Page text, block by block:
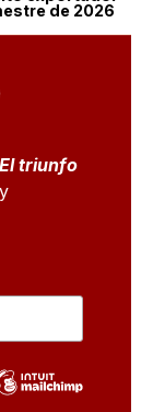
de 2026
El triunfo